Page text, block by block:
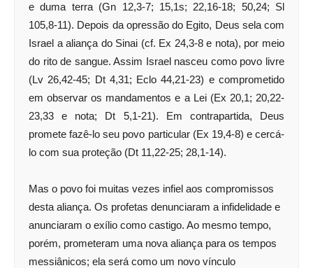
e duma terra (Gn 12,3-7; 15,1s; 22,16-18; 50,24; Sl
105,8-11). Depois da opressão do Egito, Deus sela com
Israel a aliança do Sinai (cf. Ex 24,3-8 e nota), por meio
do rito de sangue. Assim Israel nasceu como povo livre
(Lv 26,42-45; Dt 4,31; Eclo 44,21-23) e comprometido
em observar os mandamentos e a Lei (Ex 20,1; 20,22-
23,33 e nota; Dt 5,1-21). Em contrapartida, Deus
promete fazê-lo seu povo particular (Ex 19,4-8) e cercá-
lo com sua proteção (Dt 11,22-25; 28,1-14).
Mas o povo foi muitas vezes infiel aos compromissos
desta aliança. Os profetas denunciaram a infidelidade e
anunciaram o exílio como castigo. Ao mesmo tempo,
porém, prometeram uma nova aliança para os tempos
messiânicos; ela será como um novo vínculo